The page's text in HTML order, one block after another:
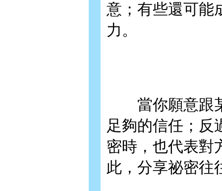
意；有些還可能
力。
當你願意跟某
足夠的信任；反
密時，也代表對
此，分享祕密往